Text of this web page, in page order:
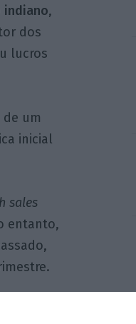
indiano,
dos
lucros
um
inicial
sales
entanto,
ou o a